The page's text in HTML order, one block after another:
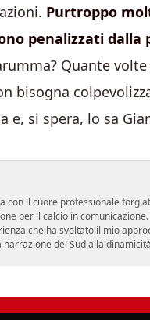
Purtroppo
penalizzati
Quante
bisogna
e, si spera, lo sa
con il cuore professionale
per il calcio in
che ha svoltato il mio
del Sud alla